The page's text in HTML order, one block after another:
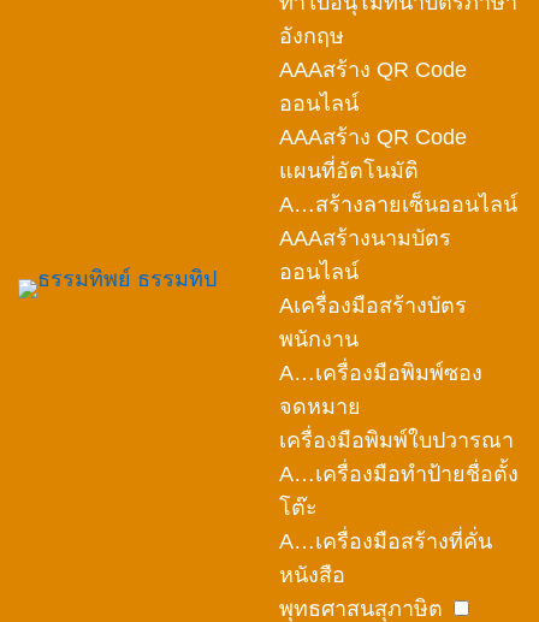
อังกฤษ
AAAสร้าง QR Code
ออนไลน์
AAAสร้าง QR Code
แผนที่อัตโนมัติ
A…สร้างลายเซ็นออนไลน์
AAAสร้างนามบัตร
ออนไลน์
Aเครื่องมือสร้างบัตร
พนักงาน
A…เครื่องมือพิมพ์ซอง
จดหมาย
เครื่องมือพิมพ์ใบปวารณา
A…เครื่องมือทำป้ายชื่อตั้ง
โต๊ะ
A…เครื่องมือสร้างที่คั่น
หนังสือ
พุทธศาสนสุภาษิต